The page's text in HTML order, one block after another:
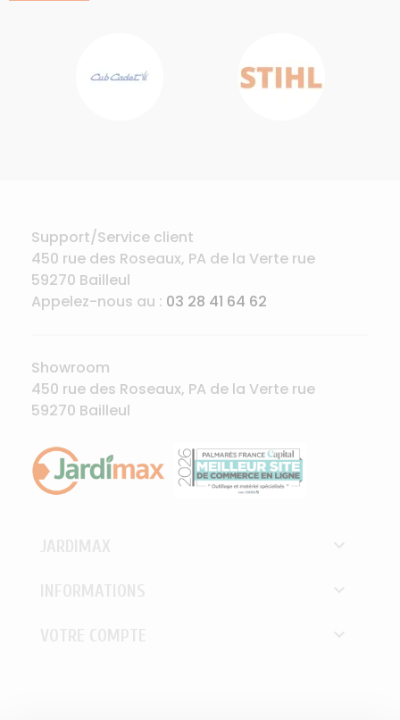
Support/Service client
450 rue des Roseaux, PA de la Verte rue
59270 Bailleul
Appelez-nous au : 03 28 41 64 62
Showroom
450 rue des Roseaux, PA de la Verte rue
59270 Bailleul


